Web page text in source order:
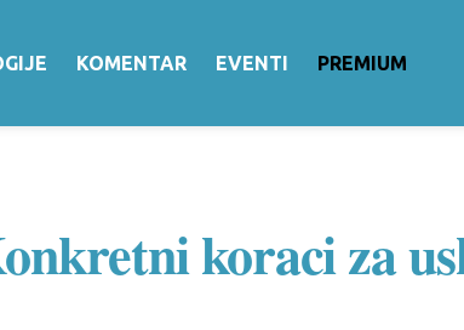
KOMENTAR EVENTI PREMIUM
koraci za